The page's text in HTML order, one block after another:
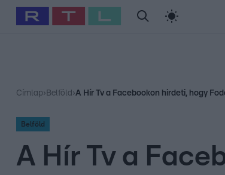
Babits Marcella Szellő István Most Wanted
Címlap› Belföld ›A Hír Tv a Facebookon hirdeti, hogy
Belföld
A Hír Tv a